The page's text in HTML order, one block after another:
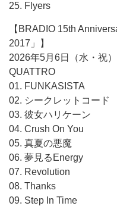
25. Flyers
【BRADIO 15th
2017」】
2026年5月6日（水・祝
QUATTRO
01. FUNKASISTA
02. シークレットコード
03. 彼女ハリケーン
04. Crush On You
05. 真夏の悪魔
06. 夢見るEnergy
07. Revolution
08. Thanks
09. Step In Time